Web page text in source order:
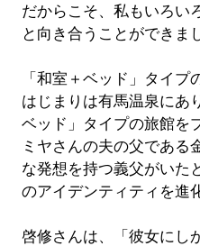
だからこそ、私もいろい
と向き合うことができま
「和室＋ベッド」タイ
はじまりは有馬温泉にあ
ベッド」タイプの旅館を
ミヤさんの夫の父である
な発想を持つ義父がいた
のアイデンティティを進
啓修さんは、「彼女にし